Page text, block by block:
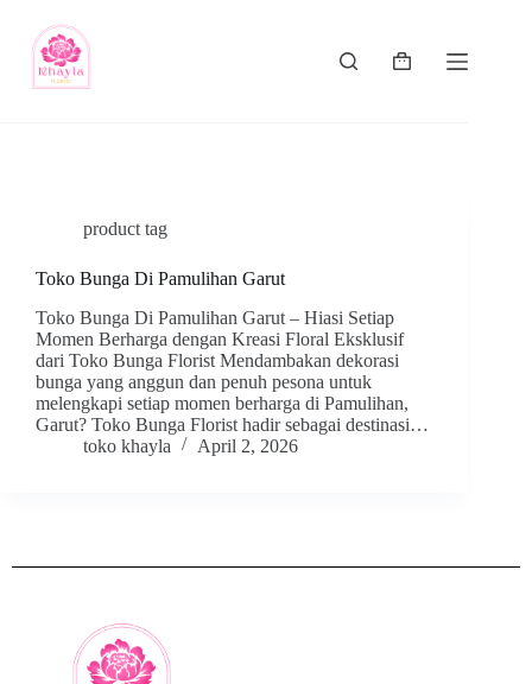
product tag
Toko Bunga Di Pamulihan Garut
Toko Bunga Di Pamulihan Garut – Hiasi Setiap
Momen Berharga dengan Kreasi Floral Eksklusif
dari Toko Bunga Florist Mendambakan dekorasi
bunga yang anggun dan penuh pesona untuk
melengkapi setiap momen berharga di Pamulihan,
Garut? Toko Bunga Florist hadir sebagai destinasi…
toko khayla
April 2, 2026